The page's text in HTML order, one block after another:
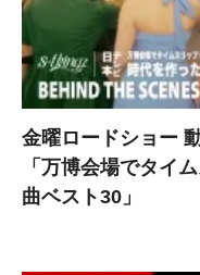
金曜ロードショー
「万博会場でタイ
曲ベスト30」